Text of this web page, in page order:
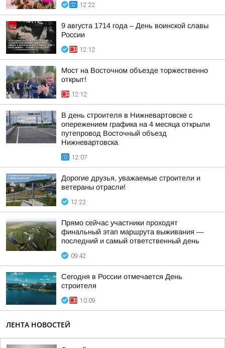
12:22
9 августа 1714 года – День воинской славы
России
12:12
Мост на Восточном объезде торжественно
открыт!
12:12
В день строителя в Нижневартовске с
опережением графика на 4 месяца открыли
путепровод Восточный объезд
Нижневартовска
12:07
Дорогие друзья, уважаемые строители и
ветераны отрасли!
12:22
Прямо сейчас участники проходят
финальный этап маршрута выживания —
последний и самый ответственный день
09:42
Сегодня в России отмечается День
строителя
10:09
ЛЕНТА НОВОСТЕЙ